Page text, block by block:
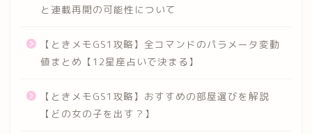
と連載再開の可能性について
【ときメモGS1攻略】全コマンドのパラメータ変動
値まとめ【12星座占いで決まる】
【ときメモGS1攻略】おすすめの部屋選びを解説
【どの女の子を出す？】